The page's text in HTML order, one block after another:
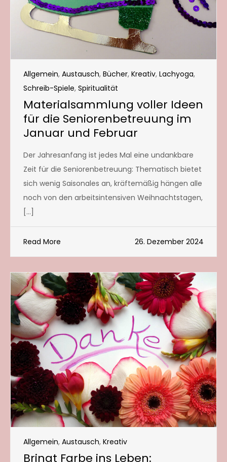
Allgemein, Austausch, Bücher, Kreativ, Lachyoga,
Schreib-Spiele, Spiritualität
Materialsammlung voller Ideen
für die Seniorenbetreuung im
Januar und Februar
Der Jahresanfang ist jedes Mal eine undankbare
Zeit für die Seniorenbetreuung: Thematisch bietet
sich wenig Saisonales an, kräftemäßig hängen alle
noch von den arbeitsintensiven Weihnachtstagen,
[…]
Read More 26. Dezember 2024
Allgemein, Austausch, Kreativ
Bringt Farbe ins Leben: